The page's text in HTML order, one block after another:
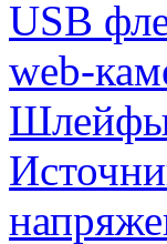
USB
web-